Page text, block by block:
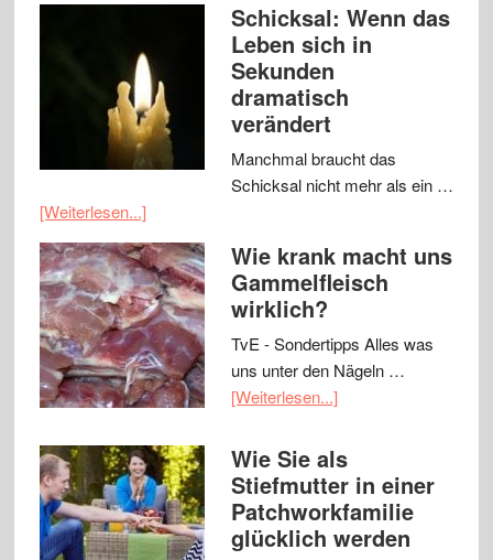
Schicksal: Wenn das
Leben sich in
Sekunden
dramatisch
verändert
Manchmal braucht das
Schicksal nicht mehr als ein …
[Weiterlesen...]
Wie krank macht uns
Gammelfleisch
wirklich?
TvE - Sondertipps Alles was
uns unter den Nägeln …
[Weiterlesen...]
Wie Sie als
Stiefmutter in einer
Patchworkfamilie
glücklich werden